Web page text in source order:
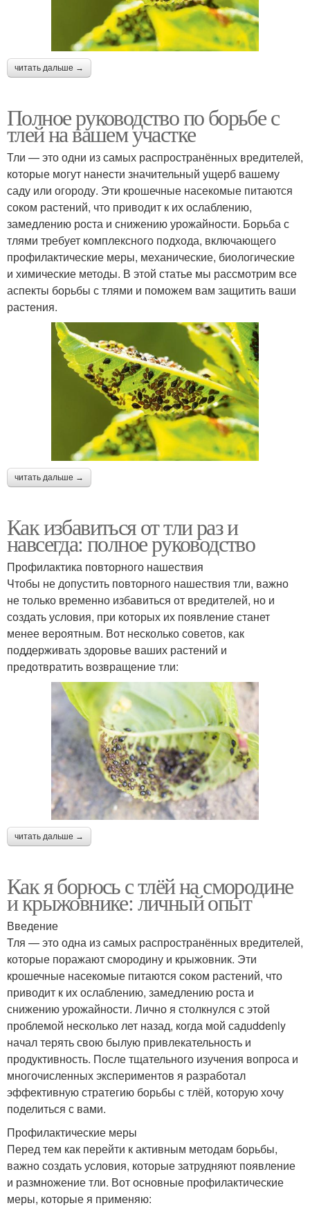
читать дальше →
Полное руководство по борьбе с
тлей на вашем участке
Тли — это одни из самых распространённых вредителей,
которые могут нанести значительный ущерб вашему
саду или огороду. Эти крошечные насекомые питаются
соком растений, что приводит к их ослаблению,
замедлению роста и снижению урожайности. Борьба с
тлями требует комплексного подхода, включающего
профилактические меры, механические, биологические
и химические методы. В этой статье мы рассмотрим все
аспекты борьбы с тлями и поможем вам защитить ваши
растения.
читать дальше →
Как избавиться от тли раз и
навсегда: полное руководство
Профилактика повторного нашествия
Чтобы не допустить повторного нашествия тли, важно
не только временно избавиться от вредителей, но и
создать условия, при которых их появление станет
менее вероятным. Вот несколько советов, как
поддерживать здоровье ваших растений и
предотвратить возвращение тли:
читать дальше →
Как я борюсь с тлёй на смородине
и крыжовнике: личный опыт
Введение
Тля — это одна из самых распространённых вредителей,
которые поражают смородину и крыжовник. Эти
крошечные насекомые питаются соком растений, что
приводит к их ослаблению, замедлению роста и
снижению урожайности. Лично я столкнулся с этой
проблемой несколько лет назад, когда мой садuddenly
начал терять свою былую привлекательность и
продуктивность. После тщательного изучения вопроса и
многочисленных экспериментов я разработал
эффективную стратегию борьбы с тлёй, которую хочу
поделиться с вами.
Профилактические меры
Перед тем как перейти к активным методам борьбы,
важно создать условия, которые затрудняют появление
и размножение тли. Вот основные профилактические
меры, которые я применяю: